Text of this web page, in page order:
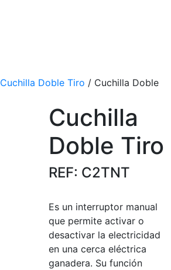
Cuchilla Doble Tiro / Cuchilla Doble
Cuchilla
Doble Tiro
REF: C2TNT
Es un interruptor manual
que permite activar o
desactivar la electricidad
en una cerca eléctrica
ganadera. Su función